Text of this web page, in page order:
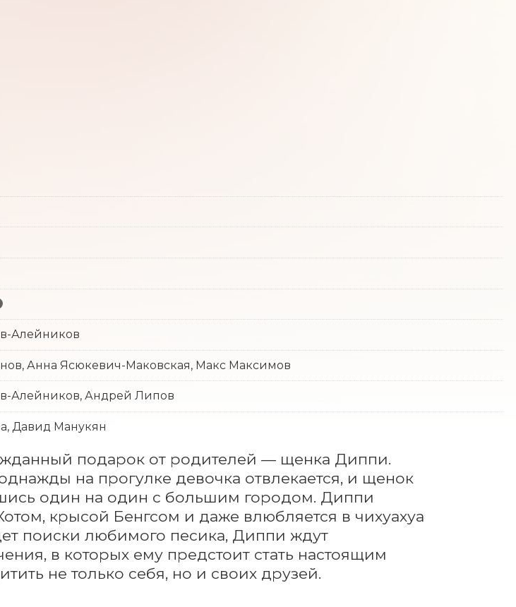
Алейников
Анна Ясюкевич-Маковская, Макс Максимов
Алейников, Андрей Липов
Давид Манукян
подарок от родителей — щенка Диппи.
на прогулке девочка отвлекается, и щенок
один на один с большим городом. Диппи
крысой Бенгсом и даже влюбляется в чихуахуа
поиски любимого песика, Диппи ждут
в которых ему предстоит стать настоящим
не только себя, но и своих друзей.